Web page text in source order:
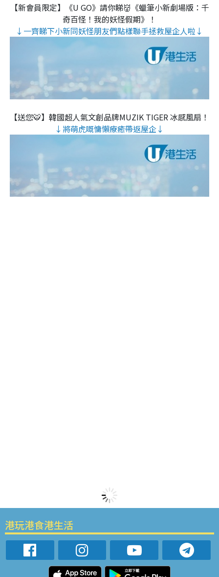
【新會員限定】《U GO》請你睇👹《蠟筆小新劇場版：千
奇百怪！我的妖怪假期》！
↓一齊睇下小新同妖怪朋友們點樣聯手拯救屋企人啦↓
【送您🐯】韓國超人氣文創品牌MUZIK TIGER 冰感風扇！
↓將萌虎嘅慵懶療癒帶返屋企↓
港玩港食港生活